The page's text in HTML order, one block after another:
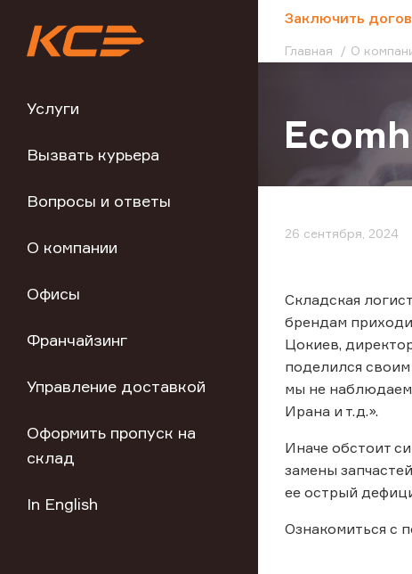
Услуги
Вызвать курьера
Вопросы и ответы
О компании
Офисы
Франчайзинг
Управление доставкой
Оформить пропуск на
склад
In English
Заключить
Главная О
26 сентября, 2024
Cкладская
брендам
Цокиев,
поделился
мы не
Ирана и т.д.».
Иначе обстоит
замены
ее острый
Ознакомиться с